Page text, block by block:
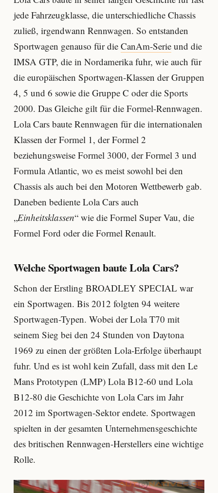
jede Fahrzeugklasse, die unterschiedliche Chassis
zuließ, irgendwann Rennwagen. So entstanden
Sportwagen genauso für die CanAm-Serie und die
IMSA GTP, die in Nordamerika fuhr, wie auch für
die europäischen Sportwagen-Klassen der Gruppen
4, 5 und 6 sowie die Gruppe C oder die Sports
2000. Das Gleiche gilt für die Formel-Rennwagen.
Lola Cars baute Rennwagen für die internationalen
Klassen der Formel 1, der Formel 2
beziehungsweise Formel 3000, der Formel 3 und
Formula Atlantic, wo es meist sowohl bei den
Chassis als auch bei den Motoren Wettbewerb gab.
Daneben bediente Lola Cars auch
„Einheitsklassen“ wie die Formel Super Vau, die
Formel Ford oder die Formel Renault.
Welche Sportwagen baute Lola Cars?
Schon der Erstling BROADLEY SPECIAL war
ein Sportwagen. Bis 2012 folgten 94 weitere
Sportwagen-Typen. Wobei der Lola T70 mit
seinem Sieg bei den 24 Stunden von Daytona
1969 zu einen der größten Lola-Erfolge überhaupt
fuhr. Und es ist wohl kein Zufall, dass mit den Le
Mans Prototypen (LMP) Lola B12-60 und Lola
B12-80 die Geschichte von Lola Cars im Jahr
2012 im Sportwagen-Sektor endete. Sportwagen
spielten in der gesamten Unternehmensgeschichte
des britischen Rennwagen-Herstellers eine wichtige
Rolle.